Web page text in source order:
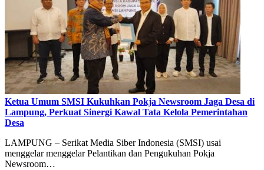
Ketua Umum SMSI Kukuhkan Pokja Newsroom Jaga Desa di
Lampung, Perkuat Sinergi Kawal Tata Kelola Pemerintahan
Desa
LAMPUNG – Serikat Media Siber Indonesia (SMSI) usai
menggelar menggelar Pelantikan dan Pengukuhan Pokja
Newsroom…